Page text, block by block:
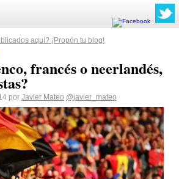
aquí? ¡Propón tu blog!
francés o neerlandés,
por Javier Mateo @javier_mateo